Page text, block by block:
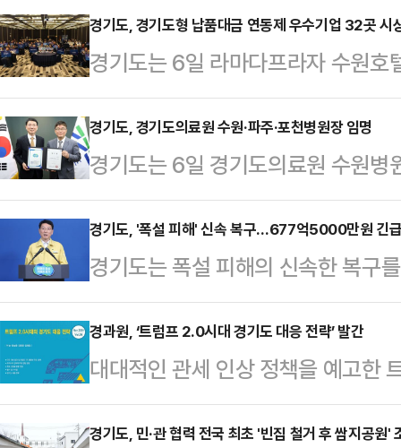
경기도, 경기도형 납품대금 연동제 우수기업 32곳 시
경기도는 6일 라마다프라자 수원
대금 연동제 우수기업 시상식’을
참여 우수기업 32곳을 선정했다.납
수준 이상 변동하면 그 변동분을 납
내 지자체 가운데서는 경기도가 처
수기업으로 선정된 위탁기업은
양정밀 △㈜퓨리움 △㈜정원주
삼형금속㈜ △대한주강㈜ △㈜
경기도, 경기도의료원 수원·파주·포천병원장 임명
경기도는 6일 경기도의료원 수원
파주병원장과 포천병원장은 전 병
했다.김성중 경기도 행정1부지사는
만 공공의료에 대한 도민들의 불안
써달라”고 당부했다.김덕원 신임
료 이후 직무대행자로서 병원의 경
십과 자질을 인정받아 신임 수원병
남순 포천병원장은 지난 6년간 공
경기도, '폭설 피해' 신속 복구…677억5000만원 긴
경기도는 폭설 피해의 신속한 복
기로 결정했다고 6일 밝혔다.김성
을 통해폭설 피해 복구를 위해 지
금·예비비·특별조정교부금 등
의 재정을 긴급 지원한다고 강조했
안성과 평택시 등 피해현장 방문 당
경과원, ‘트럼프 2.0시대 경기도 대응 전략’ 발간
대대적인 관세 인상 정책을 예고한
중심의 글로벌 경제·산업 재편이
제과학진흥원(이하 경과원)은 5일
경기도, 민·관 협력 전국 최초 '빈집 철거 후 쌈지공원'